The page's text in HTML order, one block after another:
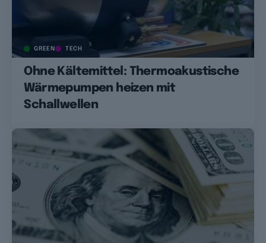
GREEN TECH
Ohne Kältemittel: Thermoakustische
Wärmepumpen heizen mit
Schallwellen